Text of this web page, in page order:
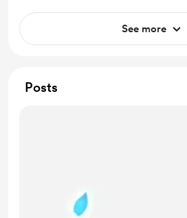
See more
Posts